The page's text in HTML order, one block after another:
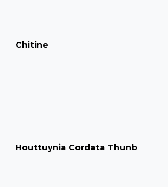
Chitine
Houttuynia Cordata Thunb